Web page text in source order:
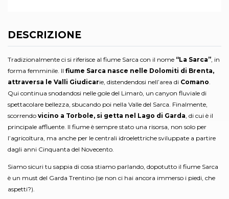
DESCRIZIONE
Tradizionalmente ci si riferisce al fiume Sarca con il nome “La Sarca”, in
forma femminile. Il fiume Sarca nasce nelle Dolomiti di Brenta,
attraversa le Valli Giudicarie, distendendosi nell’area di Comano.
Qui continua snodandosi nelle gole del Limarò, un canyon fluviale di
spettacolare bellezza, sbucando poi nella Valle del Sarca. Finalmente,
scorrendo vicino a Torbole, si getta nel Lago di Garda, di cui è il
principale affluente. Il fiume è sempre stato una risorsa, non solo per
l’agricoltura, ma anche per le centrali idroelettriche sviluppate a partire
dagli anni Cinquanta del Novecento.
Siamo sicuri tu sappia di cosa stiamo parlando, dopotutto il fiume Sarca
è un must del Garda Trentino (se non ci hai ancora immerso i piedi, che
aspetti?).